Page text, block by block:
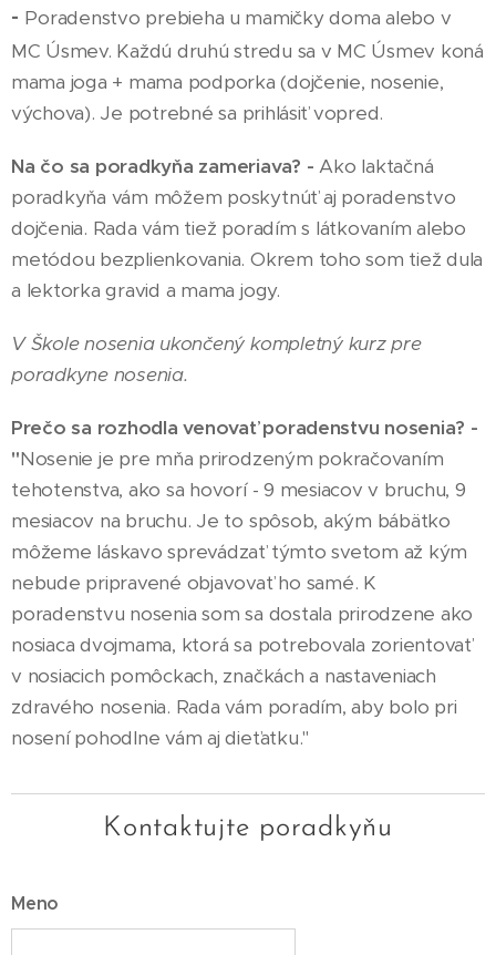
- Poradenstvo prebieha u mamičky doma alebo v
MC Úsmev. Každú druhú stredu sa v MC Úsmev koná
mama joga + mama podporka (dojčenie, nosenie,
výchova). Je potrebné sa prihlásiť vopred.
Na čo sa poradkyňa zameriava? -Ako laktačná
poradkyňa vám môžem poskytnúť aj poradenstvo
dojčenia. Rada vám tiež poradím s látkovaním alebo
metódou bezplienkovania. Okrem toho som tiež dula
a lektorka gravid a mama jogy.
V Škole nosenia ukončený kompletný kurz pre
poradkyne nosenia.
Prečo sa rozhodla venovať poradenstvu nosenia? -
"Nosenie je pre mňa prirodzeným pokračovaním
tehotenstva, ako sa hovorí - 9 mesiacov v bruchu, 9
mesiacov na bruchu. Je to spôsob, akým bábätko
môžeme láskavo sprevádzať týmto svetom až kým
nebude pripravené objavovať ho samé. K
poradenstvu nosenia som sa dostala prirodzene ako
nosiaca dvojmama, ktorá sa potrebovala zorientovať
v nosiacich pomôckach, značkách a nastaveniach
zdravého nosenia. Rada vám poradím, aby bolo pri
nosení pohodlne vám aj dieťatku."
Kontaktujte poradkyňu
Meno